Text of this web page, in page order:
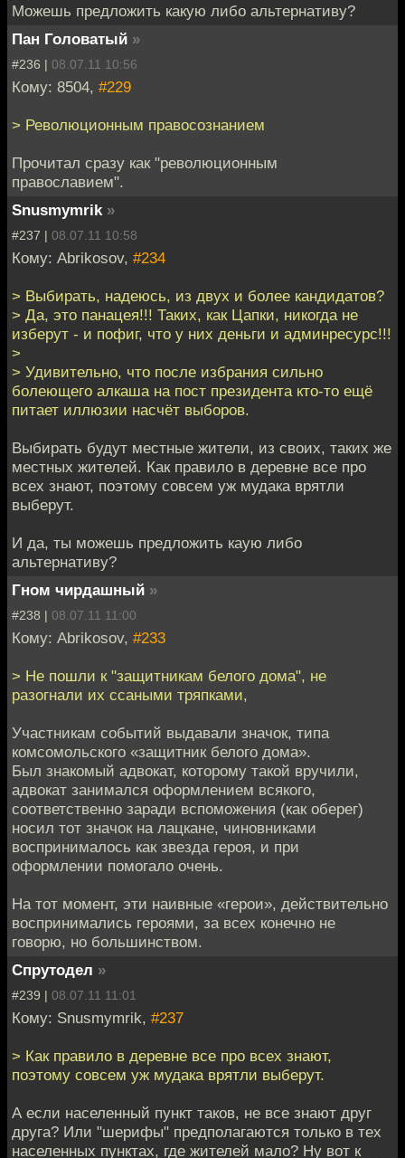
Можешь предложить какую либо альтернативу?
Пан Головатый »
#236 | 08.07.11 10:56
Кому: 8504, #229
> Революционным правосознанием
Прочитал сразу как "революционным
православием".
Snusmymrik »
#237 | 08.07.11 10:58
Кому: Abrikosov, #234
> Выбирать, надеюсь, из двух и более кандидатов?
> Да, это панацея!!! Таких, как Цапки, никогда не
изберут - и пофиг, что у них деньги и админресурс!!!
>
> Удивительно, что после избрания сильно
болеющего алкаша на пост президента кто-то ещё
питает иллюзии насчёт выборов.
Выбирать будут местные жители, из своих, таких же
местных жителей. Как правило в деревне все про
всех знают, поэтому совсем уж мудака врятли
выберут.
И да, ты можешь предложить каую либо
альтернативу?
Гном чирдашный »
#238 | 08.07.11 11:00
Кому: Abrikosov, #233
> Не пошли к "защитникам белого дома", не
разогнали их ссаными тряпками,
Участникам событий выдавали значок, типа
комсомольского «защитник белого дома».
Был знакомый адвокат, которому такой вручили,
адвокат занимался оформлением всякого,
соответственно заради вспоможения (как оберег)
носил тот значок на лацкане, чиновниками
воспринималось как звезда героя, и при
оформлении помогало очень.
На тот момент, эти наивные «герои», действительно
воспринимались героями, за всех конечно не
говорю, но большинством.
Спрутодел »
#239 | 08.07.11 11:01
Кому: Snusmymrik, #237
> Как правило в деревне все про всех знают,
поэтому совсем уж мудака врятли выберут.
А если населенный пункт таков, не все знают друг
друга? Или "шерифы" предполагаются только в тех
населенных пунктах, где жителей мало? Ну вот к